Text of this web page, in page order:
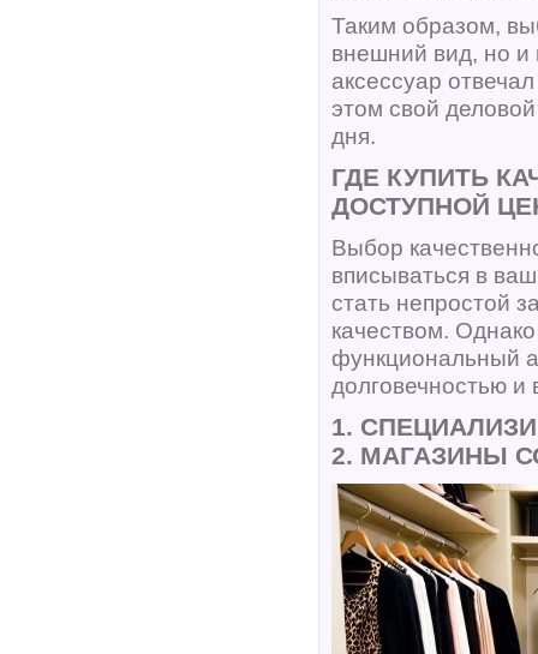
Таким образом,
внешний вид, но и
аксессуар
этом свой
дня.
ГДЕ КУПИТЬ
ДОСТУПНОЙ
Выбор
вписываться в
стать непростой
качеством.
функциональный
долговечностью
1.
2. МАГАЗИНЫ